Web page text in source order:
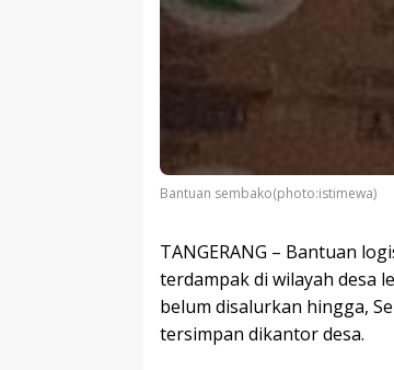
Bantuan sembako(photo:istimewa)
TANGERANG – Bantuan
terdampak di wilayah desa
belum disalurkan hingga,
tersimpan dikantor desa.